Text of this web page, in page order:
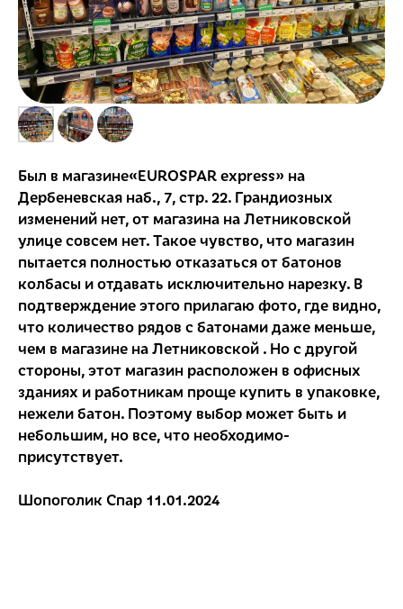
Был в магазине«EUROSPAR express» на
Дербеневская наб., 7, стр. 22. Грандиозных
изменений нет, от магазина на Летниковской
улице совсем нет. Такое чувство, что магазин
пытается полностью отказаться от батонов
колбасы и отдавать исключительно нарезку. В
подтверждение этого прилагаю фото, где видно,
что количество рядов с батонами даже меньше,
чем в магазине на Летниковской . Но с другой
стороны, этот магазин расположен в офисных
зданиях и работникам проще купить в упаковке,
нежели батон. Поэтому выбор может быть и
небольшим, но все, что необходимо-
присутствует.
Шопоголик Спар 11.01.2024